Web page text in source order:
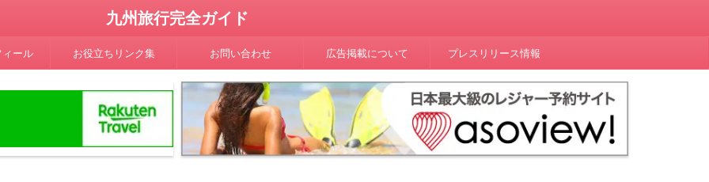
九州旅行完全ガイド
ール お役立ちリンク集 お問い合わせ 広告掲載について プレスリリース情報